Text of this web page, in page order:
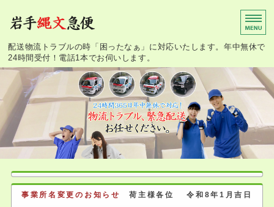
配送物流トラブルの時「困ったなぁ」に対応いたします。年中無休で
24時間受付！電話1本でお伺いします。
ホーム
冷蔵冷凍クール便
簡易ミニ引越便
お問い合わせ
事業所名変更のお知らせ 荷主様各位 令和8年1月吉日